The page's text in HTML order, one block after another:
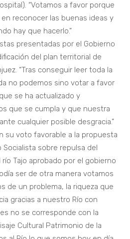
“Votamos a favor porque
reconocer las buenas ideas y
hay que hacerlo.”
presentadas por el Gobierno
del plan territorial de
“Tras conseguir leer toda la
no podemos sino votar a favor
se ha actualizado y
que se cumpla y que nuestra
cualquier posible desgracia.”
su voto favorable a la propuesta
sobre repulsa del
Tajo aprobado por el gobierno
ser de otra manera votamos
de un problema, la riqueza que
gracias a nuestro Río con
no se corresponde con la
Cultural Patrimonio de la